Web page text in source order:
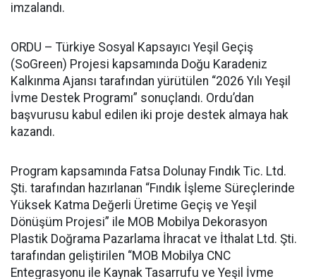
imzalandı.
ORDU – Türkiye Sosyal Kapsayıcı Yeşil Geçiş
(SoGreen) Projesi kapsamında Doğu Karadeniz
Kalkınma Ajansı tarafından yürütülen “2026 Yılı Yeşil
İvme Destek Programı” sonuçlandı. Ordu’dan
başvurusu kabul edilen iki proje destek almaya hak
kazandı.
Program kapsamında Fatsa Dolunay Fındık Tic. Ltd.
Şti. tarafından hazırlanan “Fındık İşleme Süreçlerinde
Yüksek Katma Değerli Üretime Geçiş ve Yeşil
Dönüşüm Projesi” ile MOB Mobilya Dekorasyon
Plastik Doğrama Pazarlama İhracat ve İthalat Ltd. Şti.
tarafından geliştirilen “MOB Mobilya CNC
Entegrasyonu ile Kaynak Tasarrufu ve Yeşil İvme